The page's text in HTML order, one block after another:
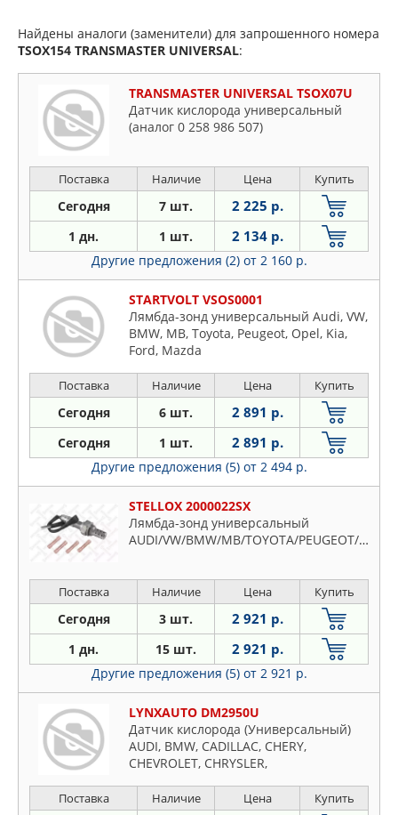
Найдены аналоги (заменители) для запрошенного номера
TSOX154 TRANSMASTER UNIVERSAL:
TRANSMASTER UNIVERSAL TSOX07U
Датчик кислорода универсальный
(аналог 0 258 986 507)
Поставка Наличие Цена Купить
Сегодня 7 шт. 2 225 р.
1 дн. 1 шт. 2 134 р.
Другие предложения (2) от 2 160 р.
STARTVOLT VSOS0001
Лямбда-зонд универсальный Audi, VW,
BMW, MB, Toyota, Peugeot, Opel, Kia,
Ford, Mazda
Поставка Наличие Цена Купить
Сегодня 6 шт. 2 891 р.
Сегодня 1 шт. 2 891 р.
Другие предложения (5) от 2 494 р.
STELLOX 2000022SX
Лямбда-зонд универсальный
AUDI/VW/BMW/MB/TOYOTA/PEUGEOT/OPEL/FORD/MAZDA
Поставка Наличие Цена Купить
Сегодня 3 шт. 2 921 р.
1 дн. 15 шт. 2 921 р.
Другие предложения (5) от 2 921 р.
LYNXAUTO DM2950U
Датчик кислорода (Универсальный)
AUDI, BMW, CADILLAC, CHERY,
CHEVROLET, CHRYSLER,
Поставка Наличие Цена Купить